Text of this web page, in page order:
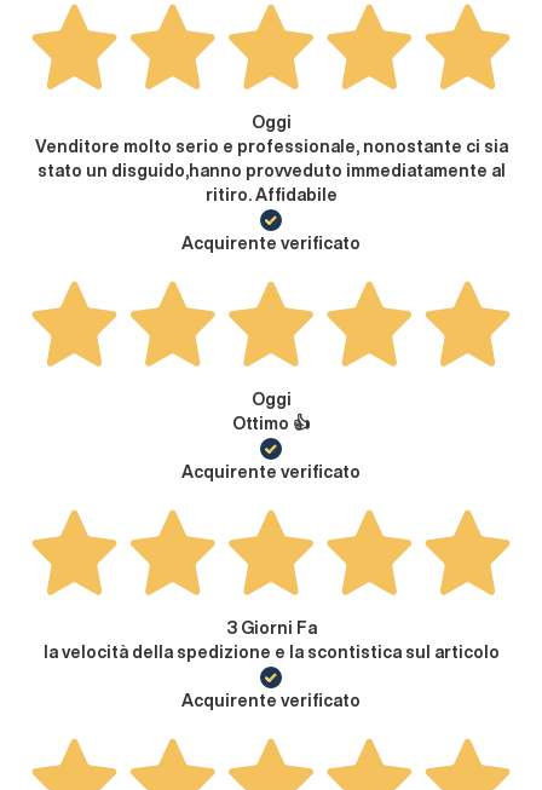
Oggi
Venditore molto serio e professionale, nonostante ci sia
stato un disguido,hanno provveduto immediatamente al
ritiro. Affidabile
Acquirente verificato
Oggi
Ottimo 👍
Acquirente verificato
3 Giorni Fa
la velocità della spedizione e la scontistica sul articolo
Acquirente verificato